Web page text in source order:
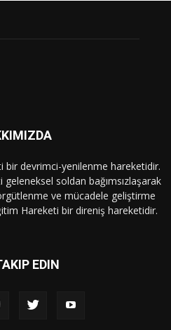
bir devrimci-yenilenme hareketidir.
soldan bağımsızlaşarak
ve mücadele geliştirme
Hareketi bir direniş hareketidir.
EDIN